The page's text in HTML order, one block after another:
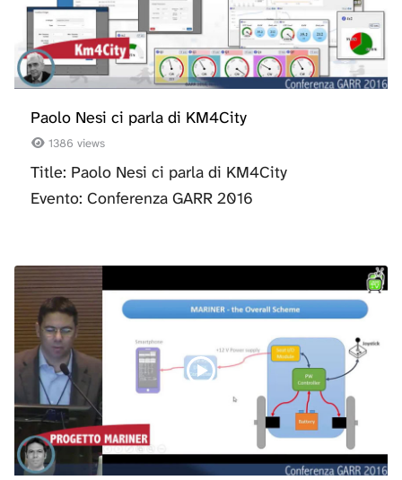
Paolo Nesi ci parla di KM4City
1386 views
Title: Paolo Nesi ci parla di KM4City
Evento: Conferenza GARR 2016